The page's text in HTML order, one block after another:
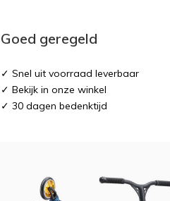
Goed geregeld
✓ Snel uit voorraad leverbaar
✓ Bekijk in onze winkel
✓ 30 dagen bedenktijd